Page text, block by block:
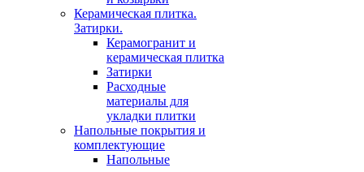
Керамическая плитка.
Затирки.
Керамогранит и
керамическая плитка
Затирки
Расходные
материалы для
укладки плитки
Напольные покрытия и
комплектующие
Напольные